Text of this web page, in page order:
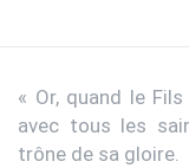
« Or, quand le
avec tous les
trône de sa gloire.